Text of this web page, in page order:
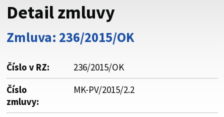
Buďte pozorní a vždy sa uistite, že zdieľate informácie iba
cez zabezpečenú webovú stránku. Zabezpečená stránka
vždy začína https:// pred názvom domény webového sídla.
Detail zmluvy
Zmluva: 236/2015/OK
Číslo v RZ:
236/2015/OK
Číslo
zmluvy:
MK-PV/2015/2.2